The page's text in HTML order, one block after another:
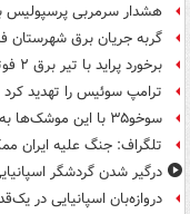
هشدار سرمربی
گربه جریان برق شهرستان
برخورد پراید با تیر برق ۲ فوتی بر جای گذاشت
ترامپ سوئیس را تهدید کرد
سوخو۳۵ با این موشک‌ها به ناوهای‌جنگی حمله می‌کند
تلگراف: جنگ علیه ایران
درگیر شدن گردشگر
دروازه‌بان اسپانیایی در